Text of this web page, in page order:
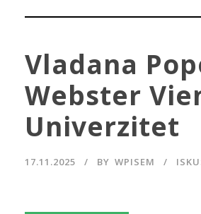
Vladana
Webster
Univerzitet
17.11.2025 BY WPISEM